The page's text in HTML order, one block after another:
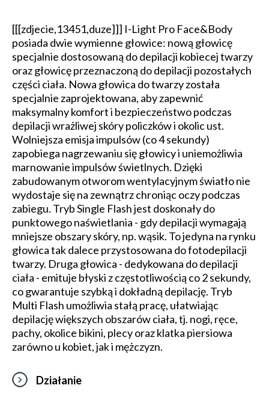
[[[zdjecie,13451,duze]]] I-Light Pro Face&Body
posiada dwie wymienne głowice: nową głowicę
specjalnie dostosowaną do depilacji kobiecej twarzy
oraz głowicę przeznaczoną do depilacji pozostałych
części ciała. Nowa głowica do twarzy została
specjalnie zaprojektowana, aby zapewnić
maksymalny komfort i bezpieczeństwo podczas
depilacji wrażliwej skóry policzków i okolic ust.
Wolniejsza emisja impulsów (co 4 sekundy)
zapobiega nagrzewaniu się głowicy i uniemożliwia
marnowanie impulsów świetlnych. Dzięki
zabudowanym otworom wentylacyjnym światło nie
wydostaje się na zewnątrz chroniąc oczy podczas
zabiegu. Tryb Single Flash jest doskonały do
punktowego naświetlania - gdy depilacji wymagają
mniejsze obszary skóry, np. wąsik. To jedyna na rynku
głowica tak dalece przystosowana do fotodepilacji
twarzy. Druga głowica - dedykowana do depilacji
ciała - emituje błyski z częstotliwością co 2 sekundy,
co gwarantuje szybką i dokładną depilację. Tryb
Multi Flash umożliwia stałą pracę, ułatwiając
depilację większych obszarów ciała, tj. nogi, ręce,
pachy, okolice bikini, plecy oraz klatka piersiowa
zarówno u kobiet, jak i mężczyzn.
Działanie